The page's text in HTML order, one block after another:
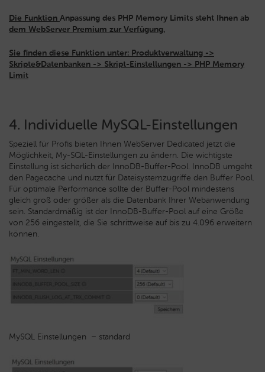
Die Funktion Anpassung des PHP Memory Limits steht Ihnen ab
dem WebServer Premium zur Verfügung.
Sie finden diese Funktion unter: Produktverwaltung ->
Skripte&Datenbanken -> Skript-Einstellungen -> PHP Memory
Limit
4. Individuelle MySQL-Einstellungen
Speziell für Profis bieten Ihnen WebServer Dedicated jetzt die
Möglichkeit, My-SQL-Einstellungen zu ändern. Die wichtigste
Einstellung ist sicherlich der InnoDB-Buffer-Pool. InnoDB umgeht
den Pagecache und nutzt für Dateisystemzugriffe den Buffer Pool.
Für optimale Performance sollte der Buffer-Pool mindestens
gleich groß oder größer als die Datenbank Ihrer Webanwendung
sein. Standardmäßig ist der InnoDB-Buffer-Pool auf eine Größe
von 256 eingestellt, die Sie schrittweise auf bis zu 4.096 erweitern
können.
MySQL Einstellungen – standard